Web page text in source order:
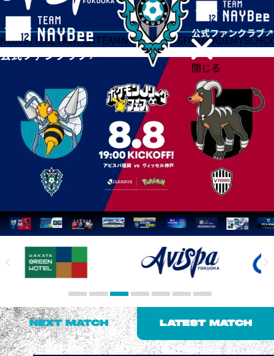
閉じる
HOMETICKETMATCHTEAMNEWSGOODSFANACADEMY
NEXT MATCH LATEST MATCH